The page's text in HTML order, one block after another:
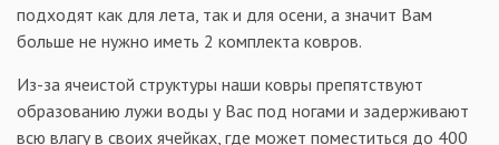
подходят как для лета, так и для осени, а значит Вам
больше не нужно иметь 2 комплекта ковров.
Из-за ячеистой структуры наши ковры препятствуют
образованию лужи воды у Вас под ногами и задерживают
всю влагу в своих ячейках, где может поместиться до 400